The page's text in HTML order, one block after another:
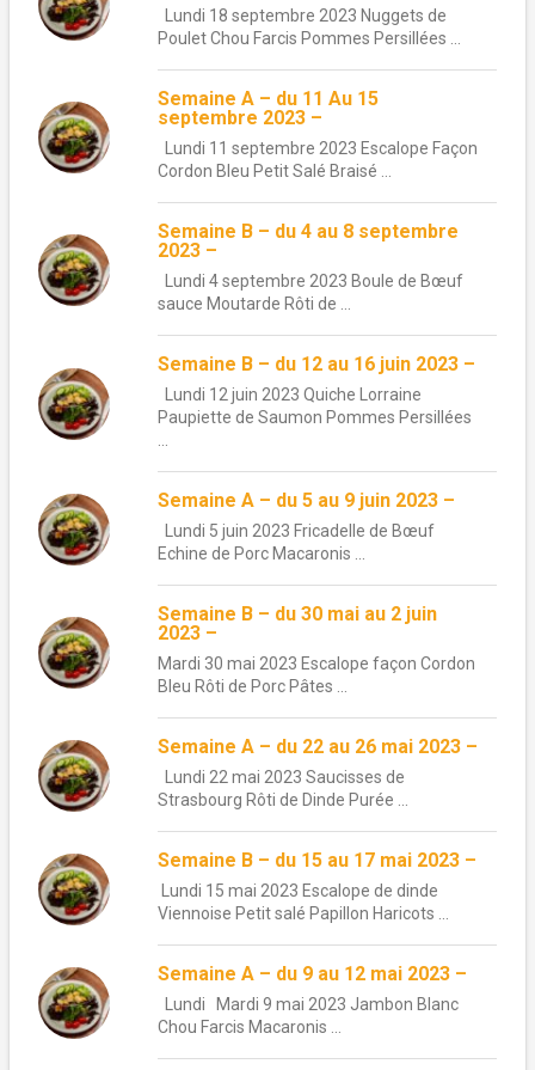
Lundi 18 septembre 2023 Nuggets de
Poulet Chou Farcis Pommes Persillées ...
Semaine A – du 11 Au 15
septembre 2023 –
Lundi 11 septembre 2023 Escalope Façon
Cordon Bleu Petit Salé Braisé ...
Semaine B – du 4 au 8 septembre
2023 –
Lundi 4 septembre 2023 Boule de Bœuf
sauce Moutarde Rôti de ...
Semaine B – du 12 au 16 juin 2023 –
Lundi 12 juin 2023 Quiche Lorraine
Paupiette de Saumon Pommes Persillées
Semaine A – du 5 au 9 juin 2023 –
Lundi 5 juin 2023 Fricadelle de Bœuf
Echine de Porc Macaronis ...
Semaine B – du 30 mai au 2 juin
2023 –
Mardi 30 mai 2023 Escalope façon Cordon
Bleu Rôti de Porc Pâtes ...
Semaine A – du 22 au 26 mai 2023 –
Lundi 22 mai 2023 Saucisses de
Strasbourg Rôti de Dinde Purée ...
Semaine B – du 15 au 17 mai 2023 –
Lundi 15 mai 2023 Escalope de dinde
Viennoise Petit salé Papillon Haricots ...
Semaine A – du 9 au 12 mai 2023 –
Lundi Mardi 9 mai 2023 Jambon Blanc
Chou Farcis Macaronis ...